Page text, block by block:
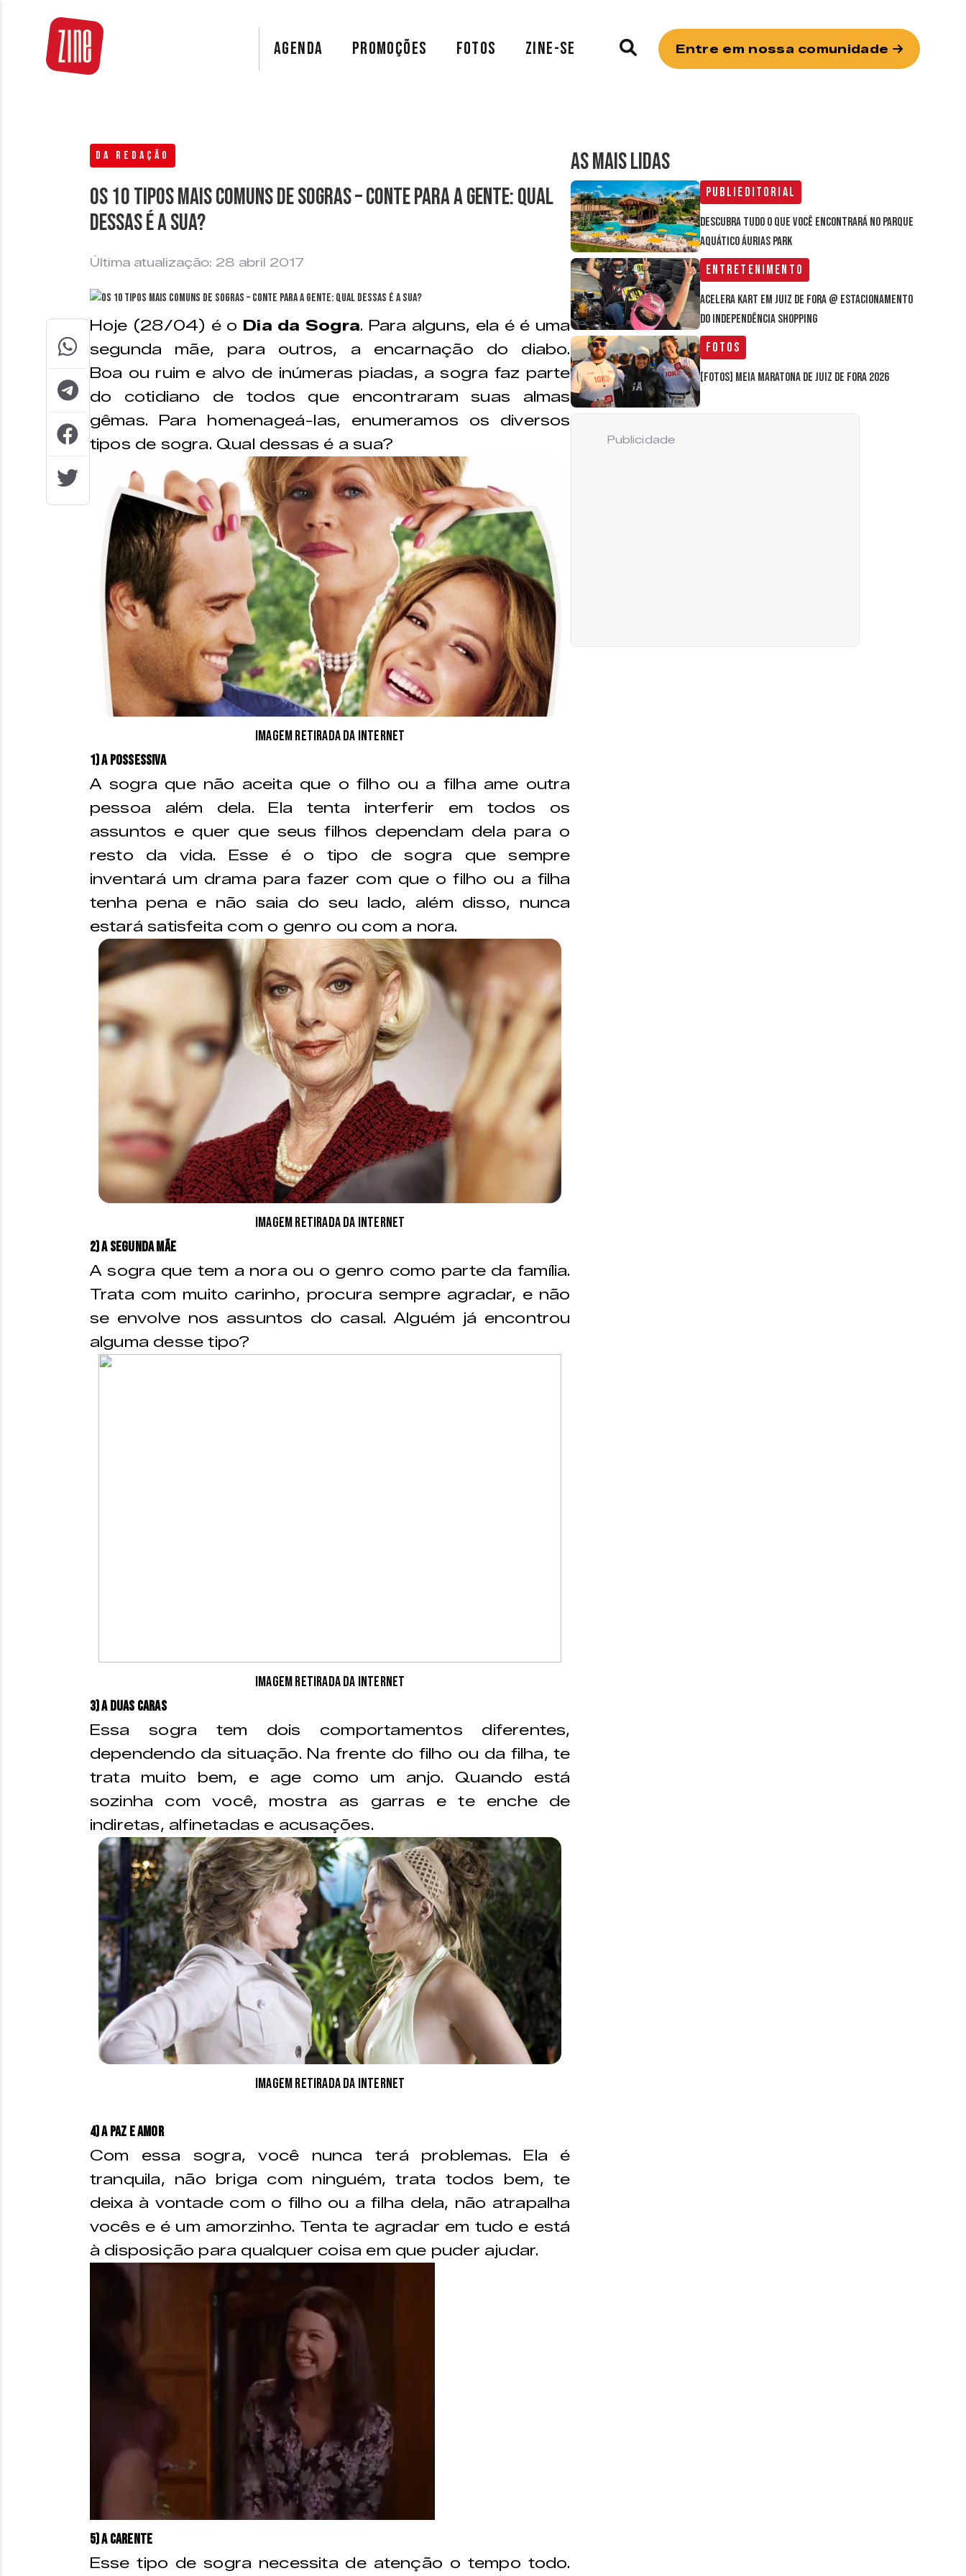
AGENDA PROMOÇÕES FOTOS ZINE-SE Entre em nossa comunidade
DA REDAÇÃO
Os 10 tipos mais comuns de sogras – Conte para a gente: Qual
dessas é a sua?
Última atualização: 28 abril 2017
Hoje (28/04) é o Dia da Sogra. Para alguns, ela é é uma
segunda mãe, para outros, a encarnação do diabo.
Boa ou ruim e alvo de inúmeras piadas, a sogra faz parte
do cotidiano de todos que encontraram suas almas
gêmas. Para homenageá-las, enumeramos os diversos
tipos de sogra. Qual dessas é a sua?
Imagem retirada da internet
1) A possessiva
A sogra que não aceita que o filho ou a filha ame outra
pessoa além dela. Ela tenta interferir em todos os
assuntos e quer que seus filhos dependam dela para o
resto da vida. Esse é o tipo de sogra que sempre
inventará um drama para fazer com que o filho ou a filha
tenha pena e não saia do seu lado, além disso, nunca
estará satisfeita com o genro ou com a nora.
Imagem retirada da internet
2) A segunda mãe
A sogra que tem a nora ou o genro como parte da família.
Trata com muito carinho, procura sempre agradar, e não
se envolve nos assuntos do casal. Alguém já encontrou
alguma desse tipo?
Imagem retirada da internet
3) A duas caras
Essa sogra tem dois comportamentos diferentes,
dependendo da situação. Na frente do filho ou da filha, te
trata muito bem, e age como um anjo. Quando está
sozinha com você, mostra as garras e te enche de
indiretas, alfinetadas e acusações.
Imagem retirada da internet
4) A paz e amor
Com essa sogra, você nunca terá problemas. Ela é
tranquila, não briga com ninguém, trata todos bem, te
deixa à vontade com o filho ou a filha dela, não atrapalha
vocês e é um amorzinho. Tenta te agradar em tudo e está
à disposição para qualquer coisa em que puder ajudar.
5) A carente
Esse tipo de sogra necessita de atenção o tempo todo.
AS MAIS LIDAS
Publieditorial
Descubra tudo o que você encontrará no parque
aquático Áurias Park
Entretenimento
Acelera Kart em Juiz de Fora @ estacionamento
do Independência Shopping
Fotos
[FOTOS] Meia Maratona de Juiz de Fora 2026
Publicidade